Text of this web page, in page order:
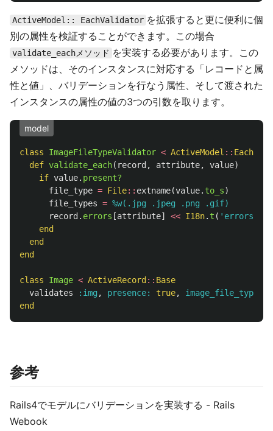
ActiveModel:: EachValidator を拡張すると更に便利に個
別の属性を検証することができます。この場合
validate_eachメソッド を実装する必要があります。この
メソッドは、そのインスタンスに対応する「レコードと属
性と値」、バリデーションを行なう属性、そして渡された
インスタンスの属性の値の3つの引数を取ります。
model
class ImageFileTypeValidator < ActiveModel ::
def validate_each( record , attribute, value)
if value. present?
file_type = File:: extname(value. to_s)
file_types = %w(.jpg .jpeg .png .gif)
record . errors [attribute] << I18n. t (
end
end
end
class Image < ActiveRecord :: Base
validates
:img , presence: true, image_file_type:
end
参考
Rails4でモデルにバリデーションを実装する - Rails
Webook